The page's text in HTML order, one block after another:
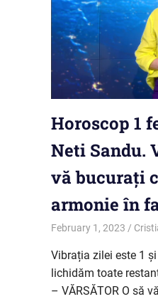
Horoscop 1
Neti Sandu.
vă bucurați
armonie în
February 1, 2023
Vibrația zilei este 1
lichidăm toate
– VĂRSĂTOR O să